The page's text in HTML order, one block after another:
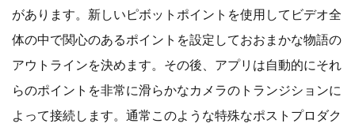
があります。新しいピボットポイントを使用してビデオ全
体の中で関心のあるポイントを設定しておおまかな物語の
アウトラインを決めます。その後、アプリは自動的にそれ
らのポイントを非常に滑らかなカメラのトランジションに
よって接続します。通常このような特殊なポストプロダク